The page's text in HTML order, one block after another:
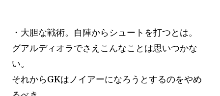
・大胆な戦術。自陣からシュートを打つとは。
グアルディオラでさえこんなことは思いつかな
い。
それからGKはノイアーになろうとするのをやめ